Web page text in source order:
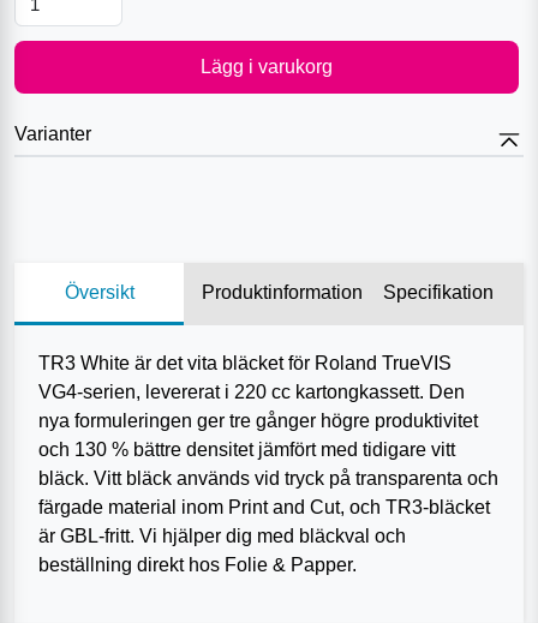
Lägg i varukorg
Varianter
Översikt Produktinformation Specifikation
TR3 White är det vita bläcket för Roland TrueVIS
VG4-serien, levererat i 220 cc kartongkassett. Den
nya formuleringen ger tre gånger högre produktivitet
och 130 % bättre densitet jämfört med tidigare vitt
bläck. Vitt bläck används vid tryck på transparenta och
färgade material inom Print and Cut, och TR3-bläcket
är GBL-fritt. Vi hjälper dig med bläckval och
beställning direkt hos Folie & Papper.